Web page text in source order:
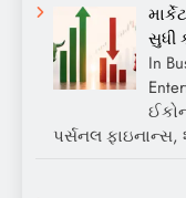
સુધી
In
પર્સનલ